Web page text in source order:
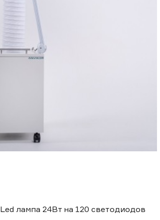
Led лампа 24Вт на 120 светодиодов